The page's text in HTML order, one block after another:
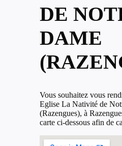
DE
DAME
Vous souhaitez vous
Eglise La Nativité de
(Razengues), à
carte ci-dessous afin de